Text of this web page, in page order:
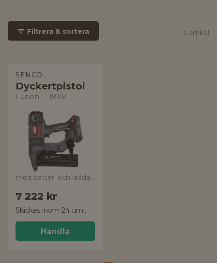
Filtrera & sortera 1 artikel
SENCO
Dyckertpistol
Fusion F-18XP
med batteri och laddare
7 222 kr
Skickas inom 24 timmar!
Handla